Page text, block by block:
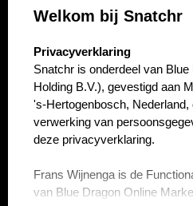
Over
Welkom bij Snatchr
select language
Privacyverklaring
Snatchr is onderdeel van
Holding B.V.), gevestigd aan
's-Hertogenbosch,
verwerking van
deze privacyverklaring.
Frans Wijnenga is de
van Blue Dragon Online